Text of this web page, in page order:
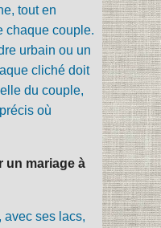
tout en
chaque couple.
urbain ou un
cliché doit
du couple,
où
un mariage à
avec ses lacs,